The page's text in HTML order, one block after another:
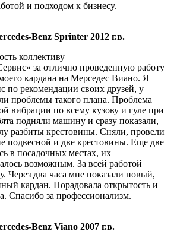
и подходом к бизнесу.
Benz Sprinter 2012 г.в.
коллективу
за отлично проведенную работу
кардана на Мерседес Виано. Я
по рекомендации своих друзей, у
проблемы такого плана. Проблема
вибрации по всему кузову и гуле при
подняли машину и сразу показали,
разбиты крестовины. Сняли, провели
подвесной и две крестовины. Еще две
в посадочных местах, их
возможным. За всей работой
Через два часа мне показали новый,
кардан. Порадовала открытость и
Спасибо за профессионализм.
Benz Viano 2007 г.в.